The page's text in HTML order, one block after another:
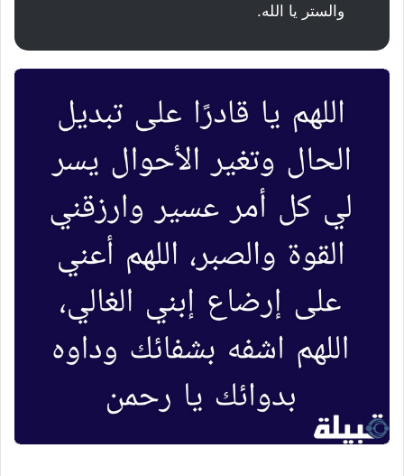
والستر يا الله.